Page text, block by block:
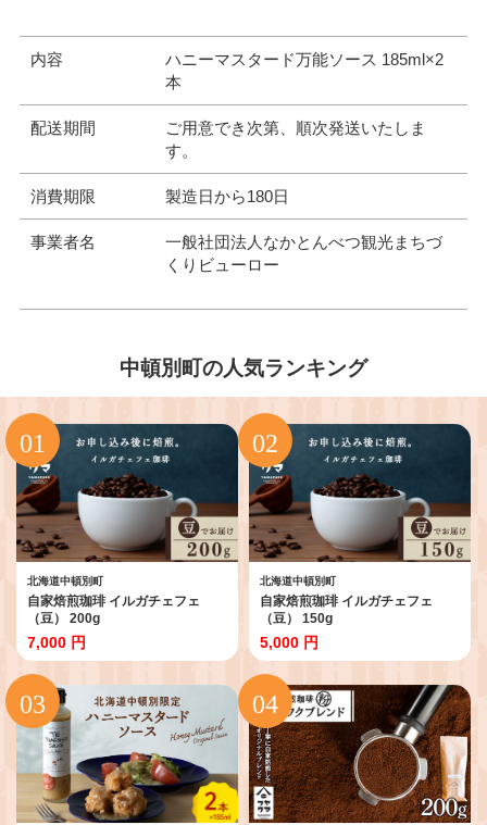
内容
ハニーマスタード万能ソース 185ml×2
本
配送期間
ご用意でき次第、順次発送いたしま
す。
消費期限 製造日から180日
事業者名
一般社団法人なかとんべつ観光まちづ
くりビューロー
中頓別町の人気ランキング
北海道中頓別町
自家焙煎珈琲 イルガチェフェ
（豆） 200g
7,000 円
北海道中頓別町
自家焙煎珈琲 イルガチェフェ
（豆） 150g
5,000 円